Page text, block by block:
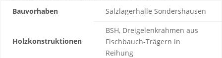
Bauvorhaben
Salzlagerhalle Sondershausen
Holzkonstruktionen
BSH, Dreigelenkrahmen aus
Fischbauch-Trägern in
Reihung